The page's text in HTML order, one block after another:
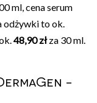
ml, cena serum
odżywki to ok.
48,90 złza 30 ml.
-